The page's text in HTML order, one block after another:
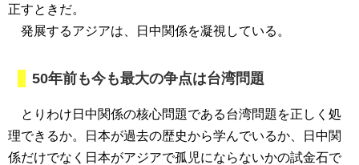
正すときだ。
発展するアジアは、日中関係を凝視している。
50年前も今も最大の争点は台湾問題
とりわけ日中関係の核心問題である台湾問題を正しく処
理できるか。日本が過去の歴史から学んでいるか、日中関
係だけでなく日本がアジアで孤児にならないかの試金石で